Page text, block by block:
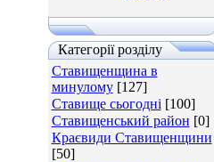
Категорії розділу
Ставищенщина в
минулому [127]
Ставище сьогодні [100]
Ставищенський район [0]
Краєвиди Ставищенщини
[50]